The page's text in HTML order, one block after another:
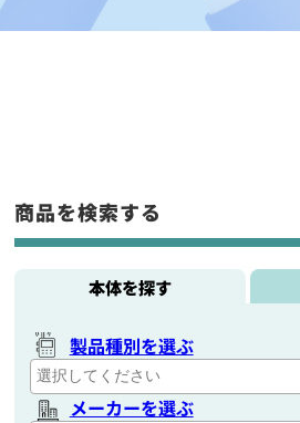
商品を検索する
本体を探す
製品種別を選ぶ
メーカーを選ぶ